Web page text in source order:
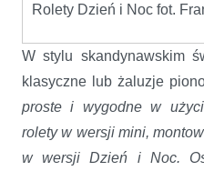
Rolety Dzień i Noc fot.
W stylu skandynawskim
klasyczne lub żaluzje
proste i wygodne w
rolety w wersji mini,
w wersji Dzień i Noc.